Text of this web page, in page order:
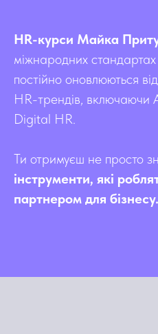
HR-курси Майка
міжнародних
постійно оновлюються
HR-трендів, включаючи
Digital HR.
Ти отримуєш не просто
інструменти, які
партнером для бізнесу.